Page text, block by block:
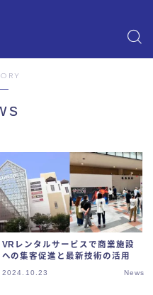
VRレンタルサービスで商業施設
への集客促進と最新技術の活用
2024.10.23 News